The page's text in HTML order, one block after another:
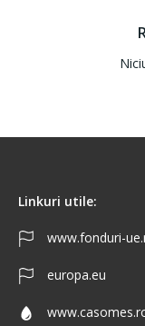
Linkuri utile:
www.fonduri-
europa.eu